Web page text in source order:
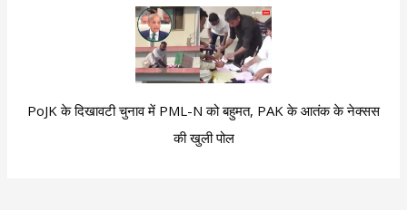
PoJK के दिखावटी चुनाव में PML-N को बहुमत, PAK के आतंक के नेक्सस
की खुली पोल